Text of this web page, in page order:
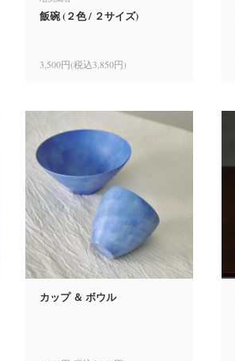
飯碗 (２色 / ２サイズ)
3,500円(税込3,850円)
カップ ＆ ボウル